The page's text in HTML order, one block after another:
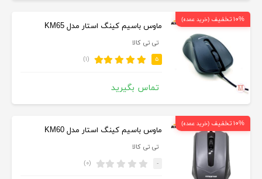
۱۰% تخفیف (خرید عمده)
ماوس باسیم کینگ استار مدل KM65
تی تی کالا
۵ (۱)
تماس بگیرید
۱۰% تخفیف (خرید عمده)
ماوس باسیم کینگ استار مدل KM60
تی تی کالا
- (۰)